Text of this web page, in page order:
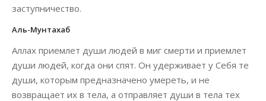
заступничество.
Аль-Мунтахаб
Аллах приемлет души людей в миг смерти и приемлет
души людей, когда они спят. Он удерживает у Себя те
души, которым предназначено умереть, и не
возвращает их в тела, а отправляет души в тела тех